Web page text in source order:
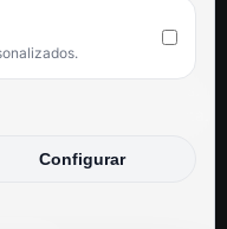
y siempre dan respuesta.
Configurar